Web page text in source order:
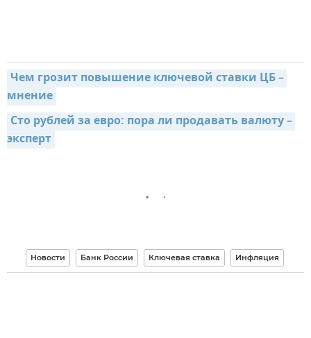
Чем грозит повышение ключевой ставки ЦБ –
мнение
Сто рублей за евро: пора ли продавать валюту –
эксперт
Новости Банк России Ключевая ставка Инфляция